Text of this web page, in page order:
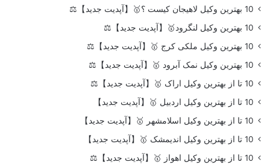
10 بهترین وکیل لاهیجان کیست ؟🥇【آپدیت جدید】⚖️
10 بهترین وکیل لنگرود🥇【آپدیت جدید】⚖️
10 بهترین وکیل ملکی کرج 🥇【آپدیت جدید】⚖️
10 بهترین وکیل نمک آبرود 🥇【آپدیت جدید】⚖️
10 تا از بهترین وکیل اراک 🥇【آپدیت جدید】⚖️
10 تا از بهترین وکیل اردبیل 🥇【آپدیت جدید】
10 تا از بهترین وکیل اسلامشهر 🥇【آپدیت جدید】
10 تا از بهترین وکیل اندیمشک 🥇【آپدیت جدید】
10 تا از بهترین وکیل اهواز 🥇【آپدیت جدید】⚖️